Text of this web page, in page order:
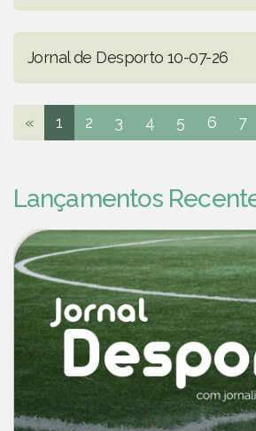
Jornal de Desporto 10-07-26
« 1 2 3 4 5 6 7
Lançamentos